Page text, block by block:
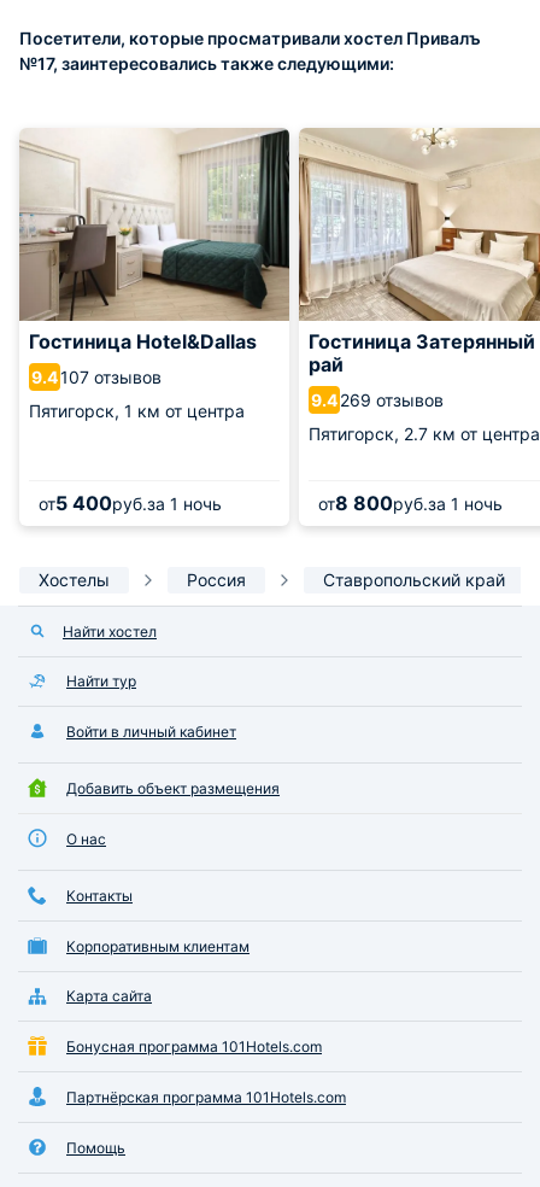
Посетители, которые просматривали хостел Привалъ
№17, заинтересовались также следующими:
Гостиница Hotel&Dallas
9.4107 отзывов
Пятигорск, 1 км от центра
от5 400руб.за 1 ночь
Гостиница Затерянный
рай
9.4269 отзывов
Пятигорск, 2.7 км от центра
от8 800руб.за 1 ночь
Хостелы Россия Ставропольский край
Найти хостел
Найти тур
Войти в личный кабинет
Добавить объект размещения
О нас
Контакты
Корпоративным клиентам
Карта сайта
Бонусная программа 101Hotels.com
Партнёрская программа 101Hotels.com
Помощь